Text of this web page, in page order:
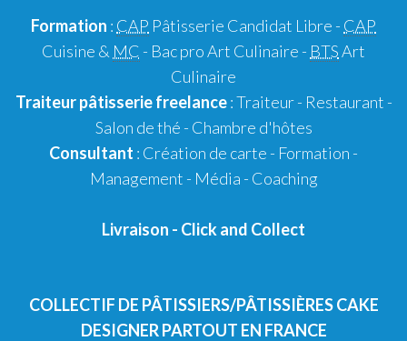
Formation : CAP Pâtisserie Candidat Libre - CAP
Cuisine & MC - Bac pro Art Culinaire - BTSArt
Culinaire
Traiteur pâtisseriefreelance:Traiteur- Restaurant -
Salon de thé - Chambre d'hôtes
Consultant : Création de carte - Formation -
Management - Média - Coaching
Livraison - Click and Collect
COLLECTIF DE PÂTISSIERS/PÂTISSIÈRES CAKE
DESIGNER PARTOUT EN FRANCE